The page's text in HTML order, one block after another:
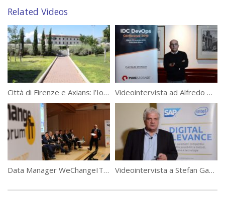
(13685)
Error loading player: No playable sources found
Related Videos
Città di Firenze e Axians: l’IoT che fa bene all’ambiente Videointervista ad Alfredo Nulli, EMEA office of CTO di Pure Storage
Data Manager WeChangeIT Forum 2017 Highlights Videointervista a Stefan Gasslitter, Direttore Generale di SIAG